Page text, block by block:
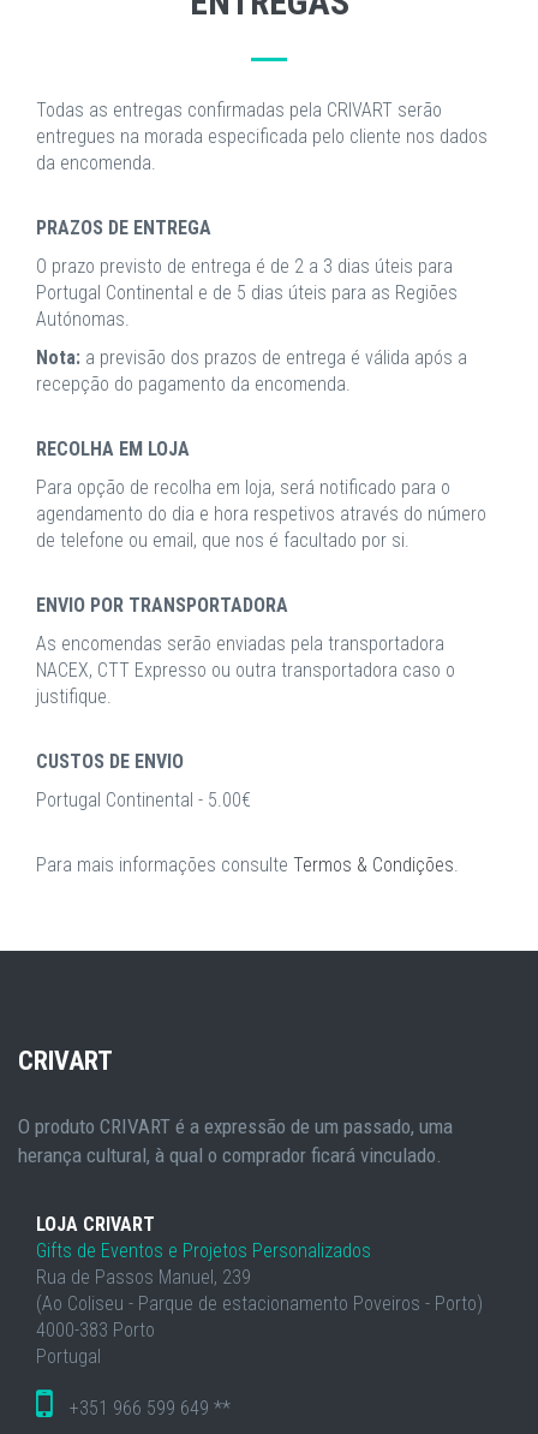
Todas as entregas confirmadas pela CRIVART serão
entregues na morada especificada pelo cliente nos dados
da encomenda.
PRAZOS DE ENTREGA
O prazo previsto de entrega é de 2 a 3 dias úteis para
Portugal Continental e de 5 dias úteis para as Regiões
Autónomas.
Nota: a previsão dos prazos de entrega é válida após a
recepção do pagamento da encomenda.
RECOLHA EM LOJA
Para opção de recolha em loja, será notificado para o
agendamento do dia e hora respetivos através do número
de telefone ou email, que nos é facultado por si.
ENVIO POR TRANSPORTADORA
As encomendas serão enviadas pela transportadora
NACEX, CTT Expresso ou outra transportadora caso o
justifique.
CUSTOS DE ENVIO
Portugal Continental - 5.00€
Para mais informações consulte Termos & Condições.
CRIVART
O produto CRIVART é a expressão de um passado, uma
herança cultural, à qual o comprador ficará vinculado.
LOJA CRIVART
Gifts de Eventos e Projetos Personalizados
Rua de Passos Manuel, 239
(Ao Coliseu - Parque de estacionamento Poveiros - Porto)
4000-383 Porto
Portugal
+351 966 599 649 **